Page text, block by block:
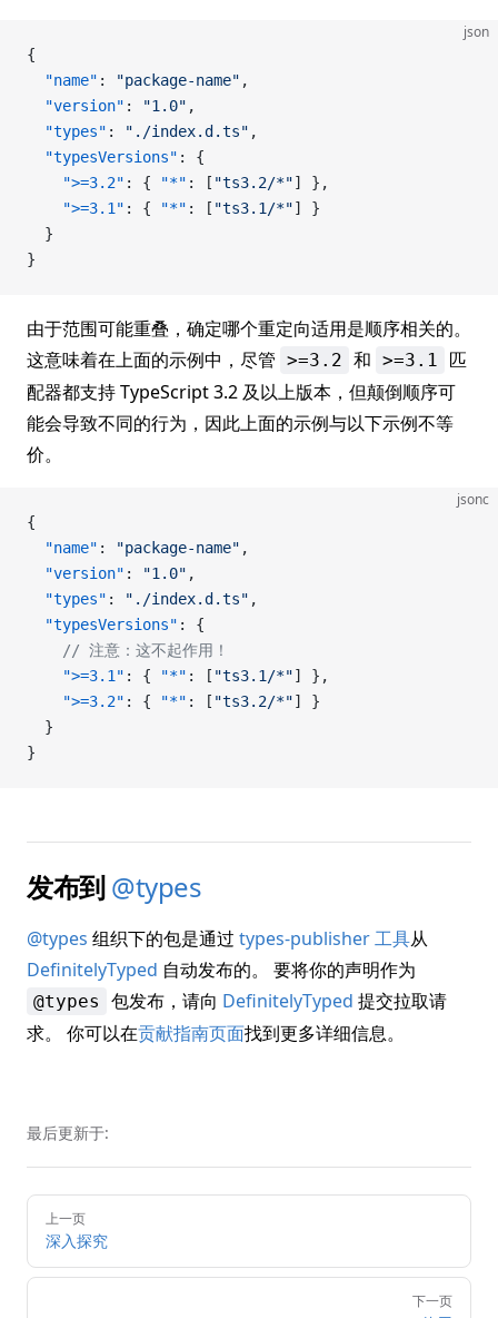
json
{
  "name"
: "package-name" ,
  "version"
: "1.0" ,
  "types"
: "./index.d.ts" ,
  "typesVersions"
: {
    ">=3.2"
: { "*" : [ "ts3.2/*"] },
    ">=3.1"
: { "*" : [ "ts3.1/*"] }
  }
}
由于范围可能重叠，确定哪个重定向适用是顺序相关的。
这意味着在上面的示例中，尽管 >=3.2 和 >=3.1
匹
配器都支持 TypeScript 3.2 及以上版本，但颠倒顺序可
能会导致不同的行为，因此上面的示例与以下示例不等
价。
jsonc
{
  "name"
: "package-name" ,
  "version"
: "1.0" ,
  "types"
: "./index.d.ts" ,
  "typesVersions"
: {
    // 注意：这不起作用！
    ">=3.1"
: { "*" : [ "ts3.1/*"] },
    ">=3.2"
: { "*" : [ "ts3.2/*"] }
  }
}
发布到@types
@types 组织下的包是通过 types-publisher 工具从
DefinitelyTyped 自动发布的。 要将你的声明作为
@types 包发布，请向 DefinitelyTyped 提交拉取请
求。 你可以在贡献指南页面找到更多详细信息。
最后更新于:
Pager
上一页
深入探究
下一页